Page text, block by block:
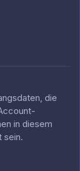
die
in diesem
sein.